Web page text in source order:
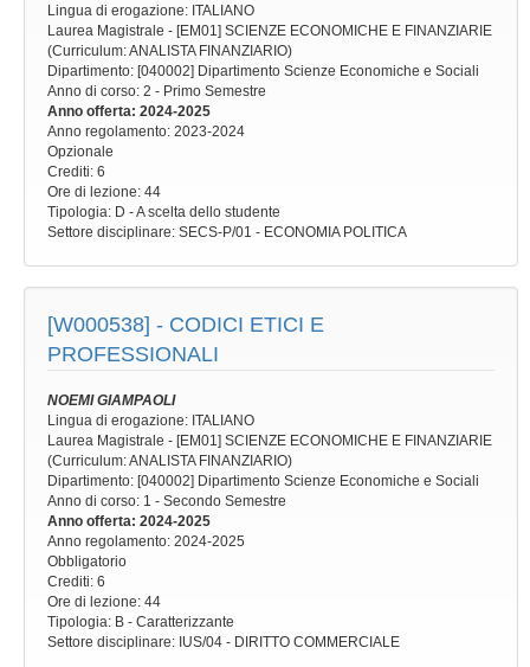
Lingua di erogazione: ITALIANO
Laurea Magistrale - [EM01] SCIENZE ECONOMICHE E FINANZIARIE
(Curriculum: ANALISTA FINANZIARIO)
Dipartimento: [040002] Dipartimento Scienze Economiche e Sociali
Anno di corso: 2 - Primo Semestre
Anno offerta: 2024-2025
Anno regolamento: 2023-2024
Opzionale
Crediti: 6
Ore di lezione: 44
Tipologia: D - A scelta dello studente
Settore disciplinare: SECS-P/01 - ECONOMIA POLITICA
[W000538] - CODICI ETICI E
PROFESSIONALI
NOEMI GIAMPAOLI
Lingua di erogazione: ITALIANO
Laurea Magistrale - [EM01] SCIENZE ECONOMICHE E FINANZIARIE
(Curriculum: ANALISTA FINANZIARIO)
Dipartimento: [040002] Dipartimento Scienze Economiche e Sociali
Anno di corso: 1 - Secondo Semestre
Anno offerta: 2024-2025
Anno regolamento: 2024-2025
Obbligatorio
Crediti: 6
Ore di lezione: 44
Tipologia: B - Caratterizzante
Settore disciplinare: IUS/04 - DIRITTO COMMERCIALE